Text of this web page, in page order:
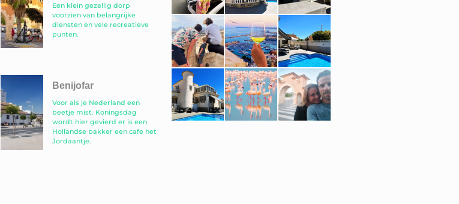
Een klein gezellig dorp
voorzien van belangrijke
diensten en vele recreatieve
punten.
Benijofar
Voor als je Nederland een
beetje mist. Koningsdag
wordt hier gevierd er is een
Hollandse bakker een cafe het
Jordaantje.